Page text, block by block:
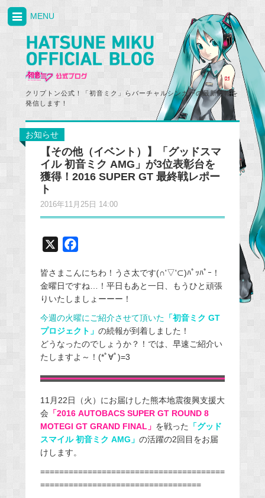
クリプトン公式！「初音ミク」らバーチャルシンガーの最新情報を
発信します！
MENU
お知らせ
【その他（イベント）】「グッドスマ
イル 初音ミク AMG」が3位表彰台を
獲得！2016 SUPER GT 最終戦レポー
ト
2016年11月25日 14:00
c
e
b
o
o
k
皆さまこんにちわ！うさ太です(∩'▽'⊂)ﾊﾟｯﾊﾟｰ！
金曜日ですね…！平日もあと一日、もうひと頑張
りいたしましょーーー！
今週の火曜にご紹介させて頂いた 「初音ミク GT
プロジェクト」 の続報が到着しました！
どうなったのでしょうか？！では、早速ご紹介い
たしますよ～！(*ﾟ∀ﾟ)=3
11月22日（火）にお届けした熊本地震復興支援大
会 「2016 AUTOBACS SUPER GT ROUND 8
MOTEGI GT GRAND FINAL」 を戦った 「グッド
スマイル 初音ミク AMG」 の活躍の2回目をお届
けします。
=======================================
==================================